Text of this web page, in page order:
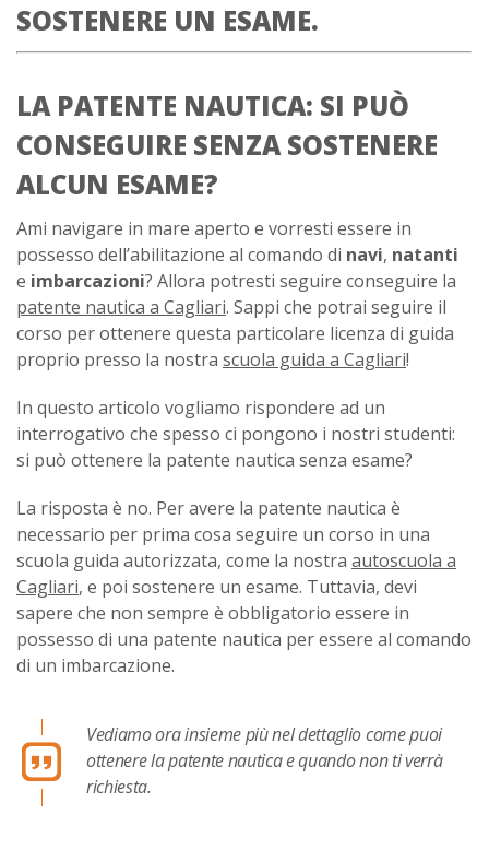
SOSTENERE UN ESAME.
LA PATENTE NAUTICA: SI PUÒ
CONSEGUIRE SENZA SOSTENERE
ALCUN ESAME?
Ami navigare in mare aperto e vorresti essere in
possesso dell’abilitazione al comando di navi, natanti
e imbarcazioni? Allora potresti seguire conseguire la
patente nautica a Cagliari. Sappi che potrai seguire il
corso per ottenere questa particolare licenza di guida
proprio presso la nostra scuola guida a Cagliari!
In questo articolo vogliamo rispondere ad un
interrogativo che spesso ci pongono i nostri studenti:
si può ottenere la patente nautica senza esame?
La risposta è no. Per avere la patente nautica è
necessario per prima cosa seguire un corso in una
scuola guida autorizzata, come la nostra autoscuola a
Cagliari, e poi sostenere un esame. Tuttavia, devi
sapere che non sempre è obbligatorio essere in
possesso di una patente nautica per essere al comando
di un imbarcazione.
Vediamo ora insieme più nel dettaglio come puoi
ottenere la patente nautica e quando non ti verrà
richiesta.